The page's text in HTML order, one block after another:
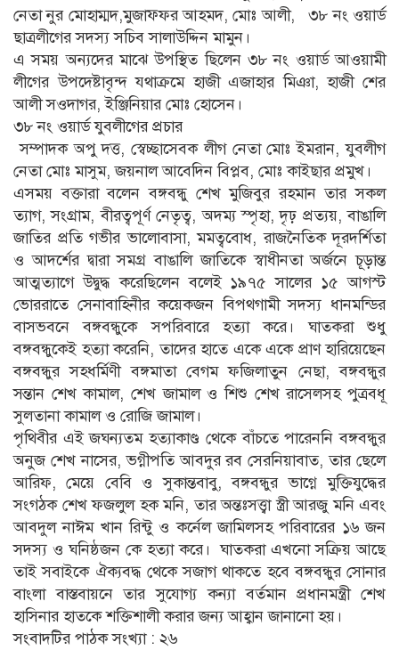
নেতা নুর মোহাম্মদ,মুজাফ্ফর আহমদ, মোঃ আলী, ৩৮ নং ওয়ার্ড
ছাত্রলীগের সদস্য সচিব সালাউদ্দিন মামুন।
এ সময় অন্যদের মাঝে উপস্থিত ছিলেন ৩৮ নং ওয়ার্ড আওয়ামী
লীগের উপদেষ্টাবৃন্দ যথাক্রমে হাজী এজাহার মিঞা, হাজী শের
আলী সওদাগর, ইঞ্জিনিয়ার মোঃ হোসেন।
৩৮ নং ওয়ার্ড যুবলীগের প্রচার
সম্পাদক অপু দত্ত, স্বেচ্ছাসেবক লীগ নেতা মোঃ ইমরান, যুবলীগ
নেতা মোঃ মাসুম, জয়নাল আবেদিন বিপ্লব, মোঃ কাইছার প্রমুখ।
এসময় বক্তারা বলেন বঙ্গবন্ধু শেখ মুজিবুর রহমান তার সকল
ত্যাগ, সংগ্রাম, বীরত্বপূর্ণ নেতৃত্ব, অদম্য স্পৃহা, দৃঢ় প্রত্যয়, বাঙালি
জাতির প্রতি গভীর ভালোবাসা, মমত্ববোধ, রাজনৈতিক দূরদর্শিতা
ও আদর্শের দ্বারা সমগ্র বাঙালি জাতিকে স্বাধীনতা অর্জনে চূড়ান্ত
আত্মত্যাগে উদ্বুদ্ধ করেছিলেন বলেই ১৯৭৫ সালের ১৫ আগস্ট
ভোররাতে সেনাবাহিনীর কয়েকজন বিপথগামী সদস্য ধানমন্ডির
বাসভবনে বঙ্গবন্ধুকে সপরিবারে হত্যা করে। ঘাতকরা শুধু
বঙ্গবন্ধুকেই হত্যা করেনি, তাদের হাতে একে একে প্রাণ হারিয়েছেন
বঙ্গবন্ধুর সহধর্মিণী বঙ্গমাতা বেগম ফজিলাতুন নেছা, বঙ্গবন্ধুর
সন্তান শেখ কামাল, শেখ জামাল ও শিশু শেখ রাসেলসহ পুত্রবধূ
সুলতানা কামাল ও রোজি জামাল।
পৃথিবীর এই জঘন্যতম হত্যাকাণ্ড থেকে বাঁচতে পারেননি বঙ্গবন্ধুর
অনুজ শেখ নাসের, ভগ্নীপতি আবদুর রব সেরনিয়াবাত, তার ছেলে
আরিফ, মেয়ে বেবি ও সুকান্তবাবু, বঙ্গবন্ধুর ভাগ্নে মুক্তিযুদ্ধের
সংগঠক শেখ ফজলুল হক মনি, তার অন্তঃসত্ত্বা স্ত্রী আরজু মনি এবং
আবদুল নাঈম খান রিন্টু ও কর্নেল জামিলসহ পরিবারের ১৬ জন
সদস্য ও ঘনিষ্ঠজন কে হত্যা করে। ঘাতকরা এখনো সক্রিয় আছে
তাই সবাইকে ঐক্যবদ্ধ থেকে সজাগ থাকতে হবে বঙ্গবন্ধুর সোনার
বাংলা বাস্তবায়নে তার সুযোগ্য কন্যা বর্তমান প্রধানমন্ত্রী শেখ
হাসিনার হাতকে শক্তিশালী করার জন্য আহ্বান জানানো হয়।
সংবাদটির পাঠক সংখ্যা : ২৬